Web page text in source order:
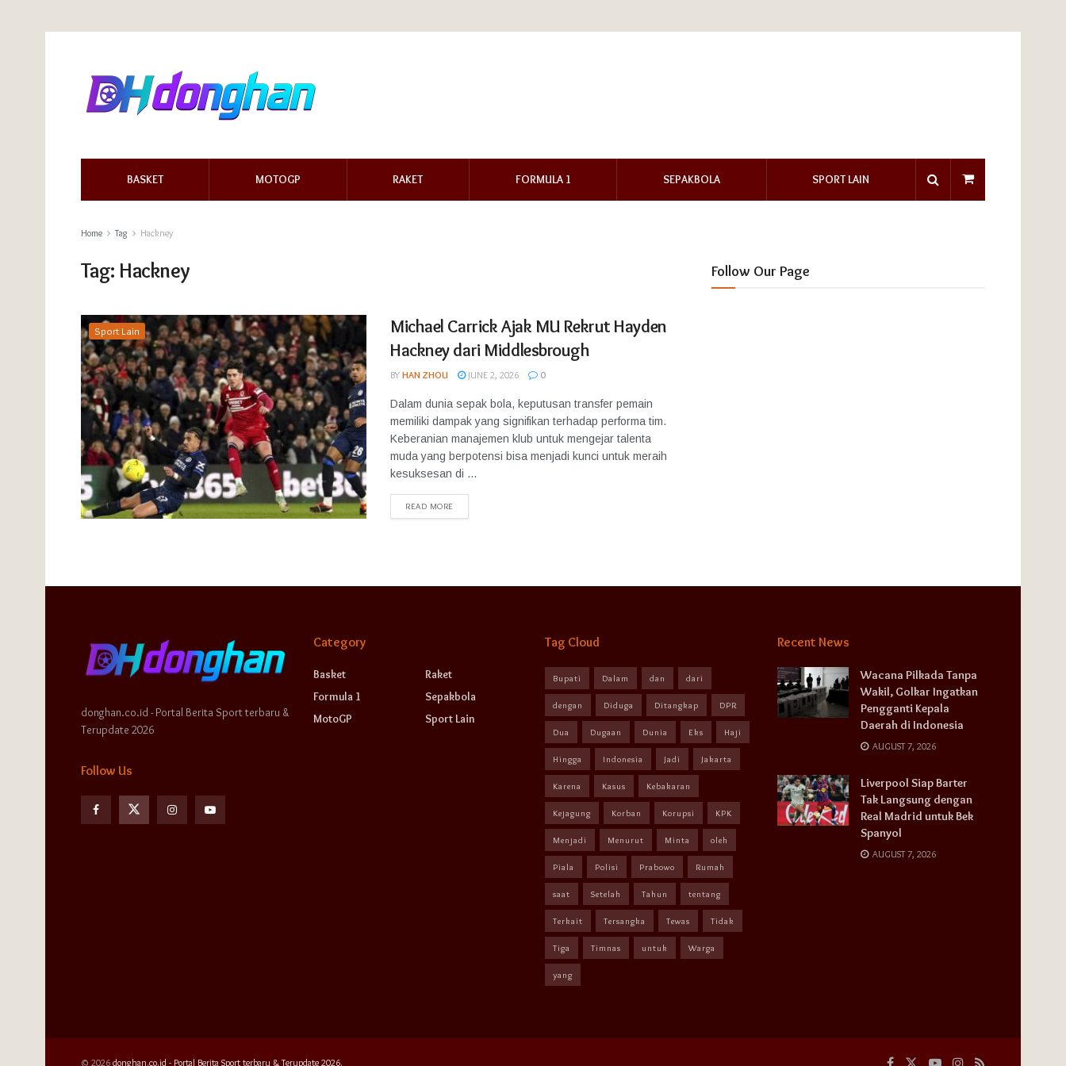
BASKET MOTOGP RAKET FORMULA 1 SEPAKBOLA SPORT LAIN
Home Tag Hackney
Tag: Hackney
Sport Lain
Michael Carrick Ajak MU Rekrut Hayden
Hackney dari Middlesbrough
BY HAN ZHOU JUNE 2, 2026 0
Dalam dunia sepak bola, keputusan transfer pemain
memiliki dampak yang signifikan terhadap performa tim.
Keberanian manajemen klub untuk mengejar talenta
muda yang berpotensi bisa menjadi kunci untuk meraih
kesuksesan di ...
READ MORE
Follow Our Page
donghan.co.id - Portal Berita Sport terbaru &
Terupdate 2026
Follow Us
Category
Basket
Formula 1
MotoGP
Raket
Sepakbola
Sport Lain
Tag Cloud
Bupati Dalam dan dari
dengan Diduga Ditangkap DPR
Dua Dugaan Dunia Eks Haji
Hingga Indonesia Jadi Jakarta
Karena Kasus Kebakaran
Kejagung Korban Korupsi KPK
Menjadi Menurut Minta oleh
Piala Polisi Prabowo Rumah
saat Setelah Tahun tentang
Terkait Tersangka Tewas Tidak
Tiga Timnas untuk Warga
yang
Recent News
Wacana Pilkada Tanpa
Wakil, Golkar Ingatkan
Pengganti Kepala
Daerah di Indonesia
AUGUST 7, 2026
Liverpool Siap Barter
Tak Langsung dengan
Real Madrid untuk Bek
Spanyol
AUGUST 7, 2026
© 2026 donghan.co.id - Portal Berita Sport terbaru & Terupdate 2026.